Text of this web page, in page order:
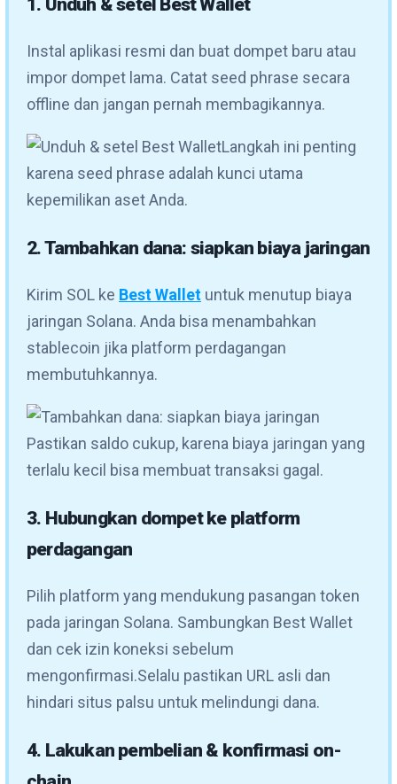
Instal aplikasi resmi dan buat dompet baru atau
impor dompet lama. Catat seed phrase secara
offline dan jangan pernah membagikannya.
Langkah ini penting
karena seed phrase adalah kunci utama
kepemilikan aset Anda.
2. Tambahkan dana: siapkan biaya jaringan
Kirim SOL ke Best Wallet untuk menutup biaya
jaringan Solana. Anda bisa menambahkan
stablecoin jika platform perdagangan
membutuhkannya.
Pastikan saldo cukup, karena biaya jaringan yang
terlalu kecil bisa membuat transaksi gagal.
3. Hubungkan dompet ke platform
perdagangan
Pilih platform yang mendukung pasangan token
pada jaringan Solana. Sambungkan Best Wallet
dan cek izin koneksi sebelum
mengonfirmasi.Selalu pastikan URL asli dan
hindari situs palsu untuk melindungi dana.
4. Lakukan pembelian & konfirmasi on-